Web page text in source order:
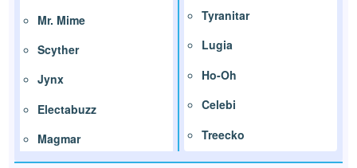
Mr. Mime
Scyther
Jynx
Electabuzz
Magmar
Tyranitar
Lugia
Ho-Oh
Celebi
Treecko